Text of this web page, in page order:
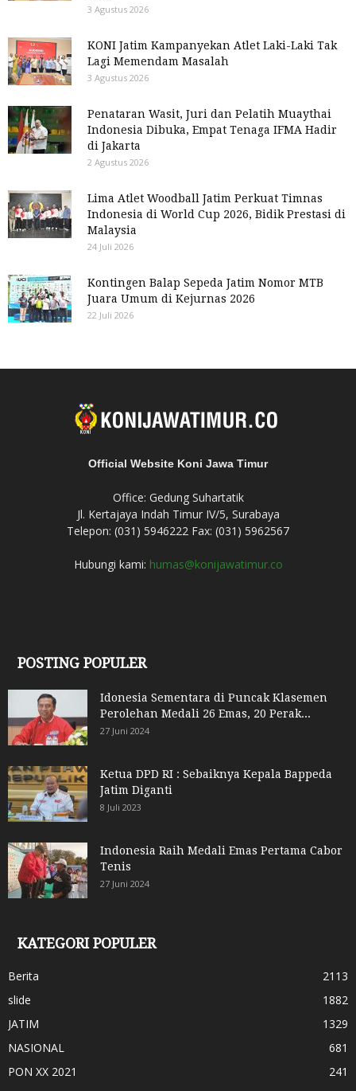
3 Agustus 2026
KONI Jatim Kampanyekan Atlet Laki-Laki Tak
Lagi Memendam Masalah
3 Agustus 2026
Penataran Wasit, Juri dan Pelatih Muaythai
Indonesia Dibuka, Empat Tenaga IFMA Hadir
di Jakarta
2 Agustus 2026
Lima Atlet Woodball Jatim Perkuat Timnas
Indonesia di World Cup 2026, Bidik Prestasi di
Malaysia
24 Juli 2026
Kontingen Balap Sepeda Jatim Nomor MTB
Juara Umum di Kejurnas 2026
22 Juli 2026
Official Website Koni Jawa Timur
Office: Gedung Suhartatik
Jl. Kertajaya Indah Timur IV/5, Surabaya
Telepon: (031) 5946222 Fax: (031) 5962567
Hubungi kami: humas@konijawatimur.co
POSTING POPULER
Idonesia Sementara di Puncak Klasemen
Perolehan Medali 26 Emas, 20 Perak...
27 Juni 2024
Ketua DPD RI : Sebaiknya Kepala Bappeda
Jatim Diganti
8 Juli 2023
Indonesia Raih Medali Emas Pertama Cabor
Tenis
27 Juni 2024
KATEGORI POPULER
Berita
2113
slide
1882
JATIM
1329
NASIONAL
681
PON XX 2021
241